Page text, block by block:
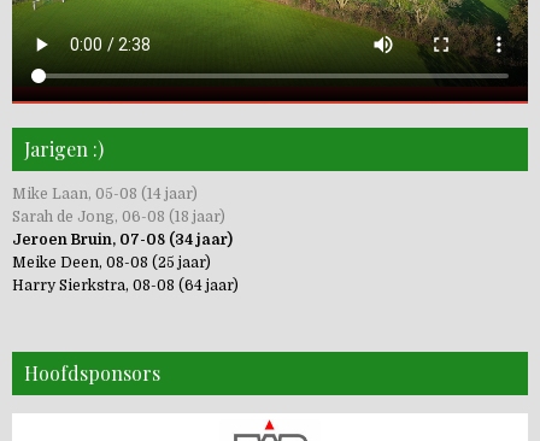
Jarigen :)
Mike Laan, 05-08 (14 jaar)
Sarah de Jong, 06-08 (18 jaar)
Jeroen Bruin, 07-08 (34 jaar)
Meike Deen, 08-08 (25 jaar)
Harry Sierkstra, 08-08 (64 jaar)
Hoofdsponsors